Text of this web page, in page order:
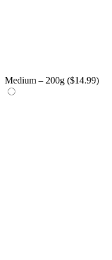
Medium – 200g ($14.99)